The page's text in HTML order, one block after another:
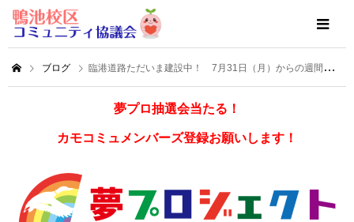
ブログ 臨港道路ただいま建設中！ 7月31日（月）からの週間工程表のお知らせです！
夢プロ抽選会当たる！
カモコミュメンバーズ登録お願いします！